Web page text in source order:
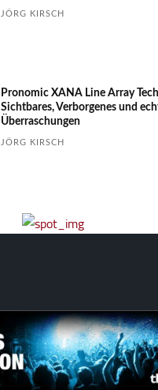
JÖRG KIRSCH
Pronomic XANA Line Array
Sichtbares, Verborgenes und
Überraschungen
JÖRG KIRSCH